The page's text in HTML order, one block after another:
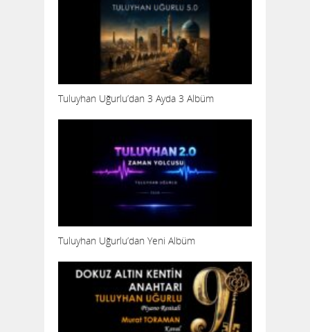
Tuluyhan Uğurlu’dan 3 Ayda 3 Albüm
Tuluyhan Uğurlu’dan Yeni Albüm